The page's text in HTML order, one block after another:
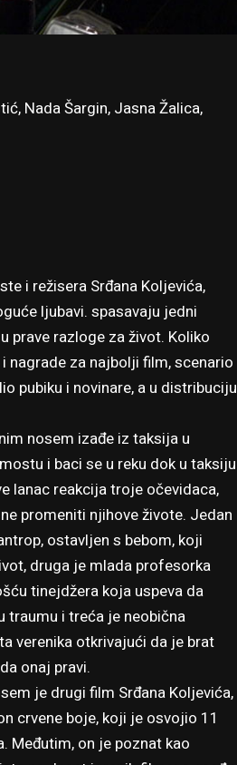
Nada Šargin, Jasna Žalica,
i režisera Srđana Koljevića,
ljubavi. spasavaju jedni
prave razloge za život. Koliko
nagrade za najbolji film, scenario
pubiku i novinare, a u distribuciju
nosem izađe iz taksija u
i baci se u reku dok u taksiju
lanac reakcija troje očevidaca,
promeniti njihove živote. Jedan
ostavljen s bebom, koji
druga je mlada profesorka
tinejdžera koja uspeva da
traumu i treća je neobična
verenika otkrivajući da je brat
onaj pravi.
je drugi film Srđana Koljevića,
crvene boje, koji je osvojio 11
Međutim, on je poznat kao